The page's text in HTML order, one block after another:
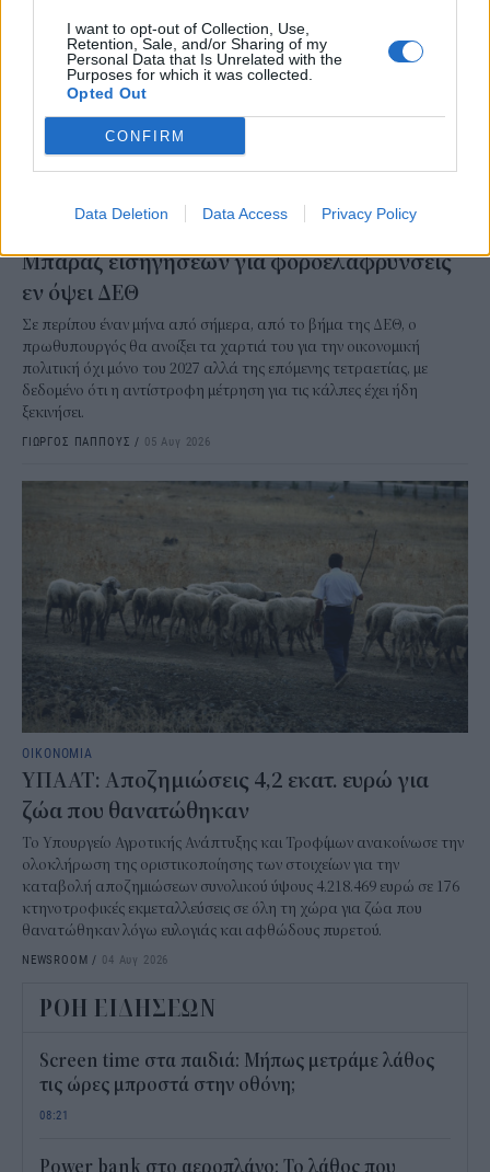
I want to opt-out of Collection, Use,
Retention, Sale, and/or Sharing of my
Personal Data that Is Unrelated with the
Purposes for which it was collected.
Opted Out
CONFIRM
Data Deletion Data Access Privacy Policy
Μπαράζ εισηγήσεων για φοροελαφρύνσεις
εν όψει ΔΕΘ
Σε περίπου έναν μήνα από σήμερα, από το βήμα της ΔΕΘ, ο
πρωθυπουργός θα ανοίξει τα χαρτιά του για την οικονομική
πολιτική όχι μόνο του 2027 αλλά της επόμενης τετραετίας, με
δεδομένο ότι η αντίστροφη μέτρηση για τις κάλπες έχει ήδη
ξεκινήσει.
ΓΙΩΡΓΟΣ ΠΑΠΠΟΥΣ / 05 Αυγ 2026
ΟΙΚΟΝΟΜΙΑ
ΥΠΑΑΤ: Αποζημιώσεις 4,2 εκατ. ευρώ για
ζώα που θανατώθηκαν
Το Υπουργείο Αγροτικής Ανάπτυξης και Τροφίμων ανακοίνωσε την
ολοκλήρωση της οριστικοποίησης των στοιχείων για την
καταβολή αποζημιώσεων συνολικού ύψους 4.218.469 ευρώ σε 176
κτηνοτροφικές εκμεταλλεύσεις σε όλη τη χώρα για ζώα που
θανατώθηκαν λόγω ευλογιάς και αφθώδους πυρετού.
NEWSROOM / 04 Αυγ 2026
ΡΟΗ ΕΙΔΗΣΕΩΝ
Screen time στα παιδιά: Μήπως μετράμε λάθος
τις ώρες μπροστά στην οθόνη;
08:21
Power bank στο αεροπλάνο: Το λάθος που